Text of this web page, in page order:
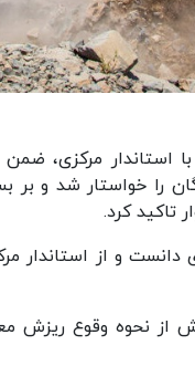
۱۴۰۳ در گفت‌ وگوی تلفنی با
را خواستار شد و
تاکید کرد.
و از استاندار
از نحوه وقوع